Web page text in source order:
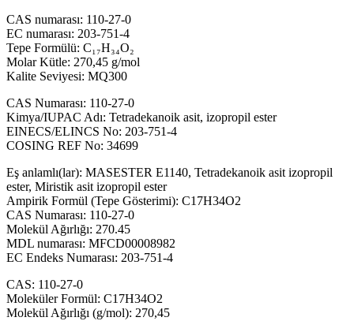
CAS numarası: 110-27-0
EC numarası: 203-751-4
Tepe Formülü: C₁₇H₃₄O₂
Molar Kütle: 270,45 g/mol
Kalite Seviyesi: MQ300
CAS Numarası: 110-27-0
Kimya/IUPAC Adı: Tetradekanoik asit, izopropil ester
EINECS/ELINCS No: 203-751-4
COSING REF No: 34699
Eş anlamlı(lar): MASESTER E1140, Tetradekanoik asit izopropil
ester, Miristik asit izopropil ester
Ampirik Formül (Tepe Gösterimi): C17H34O2
CAS Numarası: 110-27-0
Molekül Ağırlığı: 270.45
MDL numarası: MFCD00008982
EC Endeks Numarası: 203-751-4
CAS: 110-27-0
Moleküler Formül: C17H34O2
Molekül Ağırlığı (g/mol): 270,45